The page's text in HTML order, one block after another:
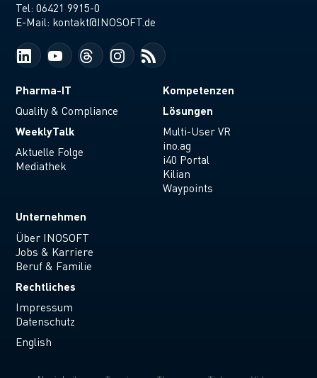
Tel:06421 9915-0
E-Mail: kontakt@INOSOFT.de
Pharma-IT
Quality & Compliance
WeeklyTalk
Aktuelle Folge
Mediathek
Kompetenzen
Lösungen
Multi-User VR
ino.ag
i40 Portal
Kilian
Waypoints
Unternehmen
Über INOSOFT
Jobs & Karriere
Beruf & Familie
Rechtliches
Impressum
Datenschutz
English